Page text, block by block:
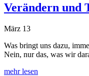
Verändern und
März 13
Was bringt uns dazu,
Nein, nur das, was wir
mehr lesen